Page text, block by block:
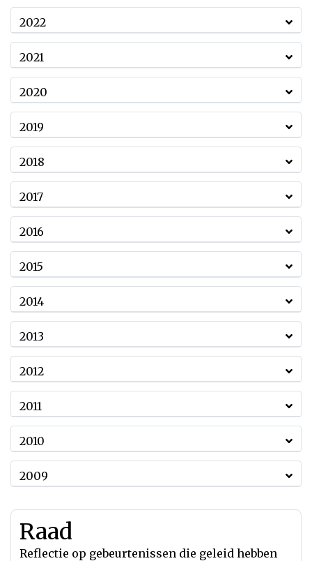
2022
2021
2020
2019
2018
2017
2016
2015
2014
2013
2012
2011
2010
2009
Raad
Reflectie op gebeurtenissen die geleid hebben